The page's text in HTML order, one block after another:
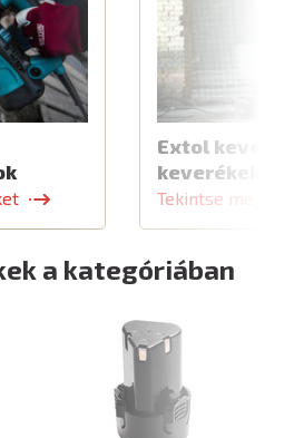
Extol
Tekintse meg a
a kategóriában